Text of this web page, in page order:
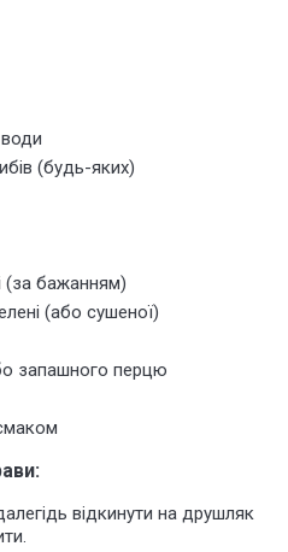
(будь-яких)
(за бажанням)
(або сушеної)
запашного перцю
відкинути на друшляк